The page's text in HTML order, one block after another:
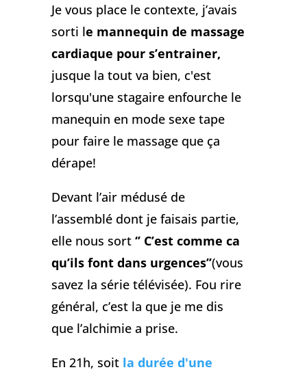
Je vous place le contexte, j’avais
sorti le mannequin de massage
cardiaque pour s’entrainer,
jusque la tout va bien, c'est
lorsqu'une stagaire enfourche le
manequin en mode sexe tape
pour faire le massage que ça
dérape!
Devant l’air médusé de
l’assemblé dont je faisais partie,
elle nous sort ‘’ C’est comme ca
qu’ils font dans urgences’’(vous
savez la série télévisée). Fou rire
général, c’est la que je me dis
que l’alchimie a prise.
En 21h, soit la durée d'une